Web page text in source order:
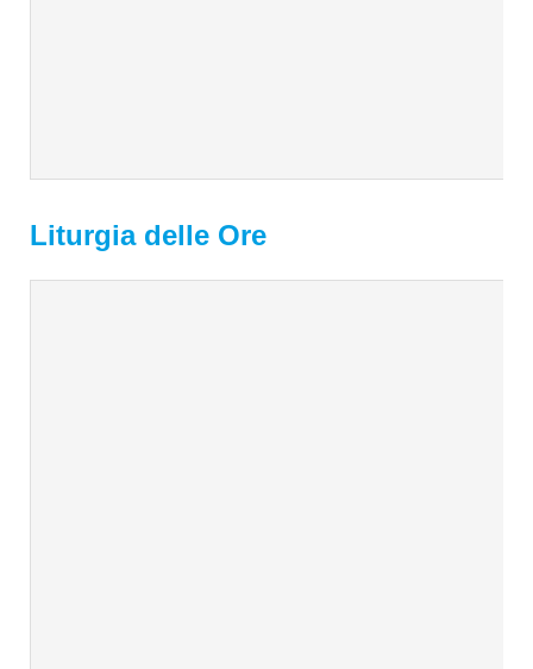
Liturgia delle Ore